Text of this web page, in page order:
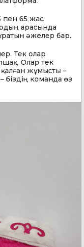
пен 65 жас
арасында
әжелер бар.
Тек олар
Олар тек
жұмысты –
біздің команда өз